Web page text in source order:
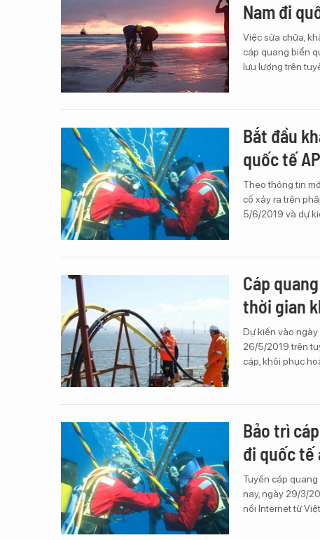
Nam đi
Việc sửa chữa,
cáp quang biển
lưu lượng trên
Bắt đầu
quốc tế
Theo thông tin
cố xảy ra trên
5/6/2019 và dự
Cáp
thời gian
Dự kiến vào
26/5/2019 trên
cáp, khôi phục
Bảo trì
đi quốc tế
Tuyến cáp
nay, ngày 29/3/
nối Internet từ